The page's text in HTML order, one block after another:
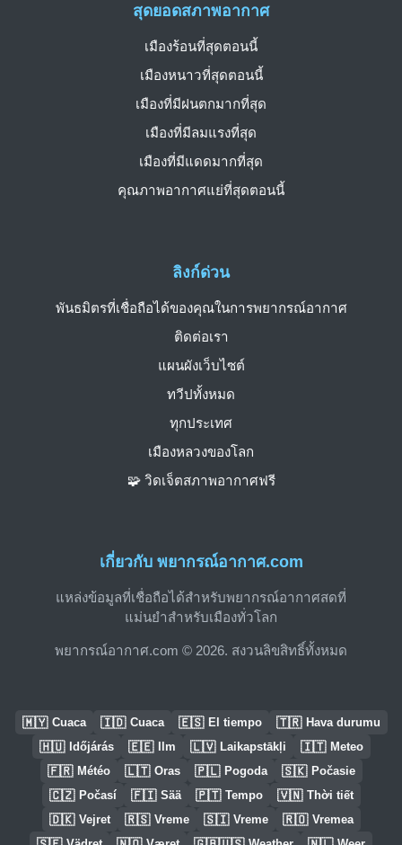
เกี่ยวกับ พยากรณ์อากาศ.com
แหล่งข้อมูลที่เชื่อถือได้สำหรับพยากรณ์อากาศสดที่
แม่นยำสำหรับเมืองทั่วโลก
พยากรณ์อากาศ.com © 2026. สงวนลิขสิทธิ์ทั้งหมด
ลิงก์ด่วน
พันธมิตรที่เชื่อถือได้ของคุณในการพยากรณ์อากาศ
ติดต่อเรา
แผนผังเว็บไซต์
ทวีปทั้งหมด
ทุกประเทศ
เมืองหลวงของโลก
🧩 วิดเจ็ตสภาพอากาศฟรี
สุดยอดสภาพอากาศ
เมืองร้อนที่สุดตอนนี้
เมืองหนาวที่สุดตอนนี้
เมืองที่มีฝนตกมากที่สุด
เมืองที่มีลมแรงที่สุด
เมืองที่มีแดดมากที่สุด
คุณภาพอากาศแย่ที่สุดตอนนี้
🇲🇾 Cuaca 🇮🇩 Cuaca 🇪🇸 El tiempo 🇹🇷 Hava durumu
🇭🇺 Időjárás 🇪🇪 Ilm 🇱🇻 Laikapstākļi 🇮🇹 Meteo
🇫🇷 Météo 🇱🇹 Oras 🇵🇱 Pogoda 🇸🇰 Počasie
🇨🇿 Počasí 🇫🇮 Sää 🇵🇹 Tempo 🇻🇳 Thời tiết
🇩🇰 Vejret 🇷🇸 Vreme 🇸🇮 Vreme 🇷🇴 Vremea